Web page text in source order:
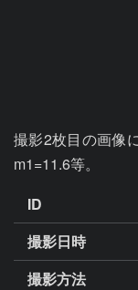
撮影2枚目の画像
m1=11.6等。
ID
撮影日時
撮影方法